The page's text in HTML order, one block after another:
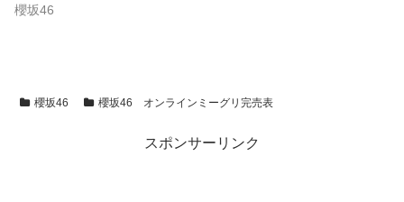
櫻坂46
櫻坂46 櫻坂46 オンラインミーグリ完売表
スポンサーリンク